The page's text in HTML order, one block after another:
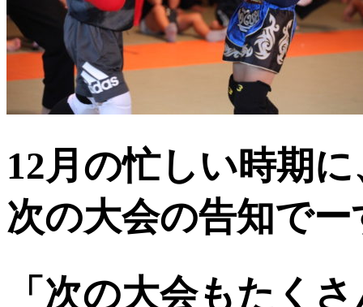
12月の忙しい時期に
次の大会の告知でー
「次の大会もたく